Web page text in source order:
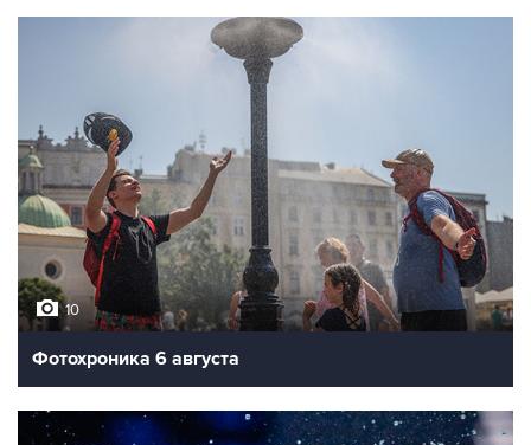
10
Фотохроника 6 августа